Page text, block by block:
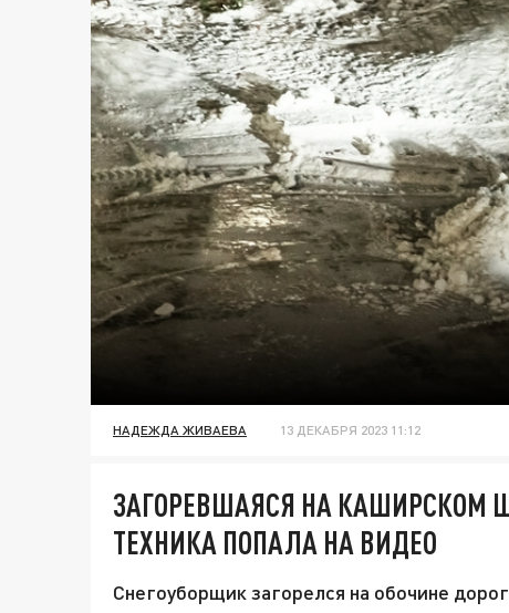
НАДЕЖДА ЖИВАЕВА 13 ДЕКАБРЯ 2023 11:12
ЗАГОРЕВШАЯСЯ НА КАШИРСКОМ
ТЕХНИКА ПОПАЛА НА ВИДЕО
Снегоуборщик загорелся на обочине